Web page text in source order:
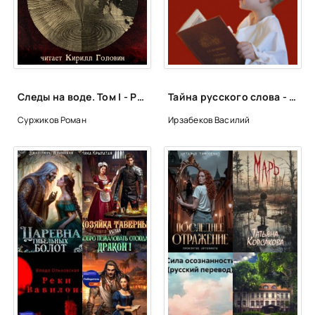
Следы на воде. Том I - Роман Суржиков
Суржиков Роман
Тайна русского слова - Василий Ирзабеков
Ирзабеков Василий